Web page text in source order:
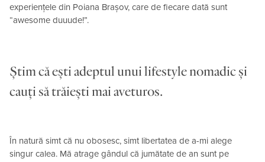
experiențele din Poiana Brașov, care de fiecare dată sunt
“awesome duuude!”.
Știm că ești adeptul unui lifestyle nomadic și
cauți să trăiești mai aveturos.
În natură simt că nu obosesc, simt libertatea de a-mi alege
singur calea. Mă atrage gândul că jumătate de an sunt pe